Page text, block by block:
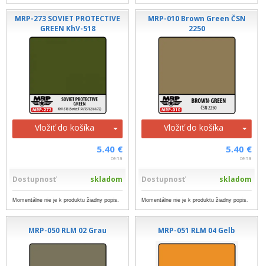
MRP-273 SOVIET PROTECTIVE
GREEN KhV-518
Vložiť do košíka
5.40 €
cena
Dostupnosť skladom
Momentálne nie je k produktu žiadny popis.
MRP-010 Brown Green ČSN
2250
Vložiť do košíka
5.40 €
cena
Dostupnosť skladom
Momentálne nie je k produktu žiadny popis.
MRP-050 RLM 02 Grau MRP-051 RLM 04 Gelb